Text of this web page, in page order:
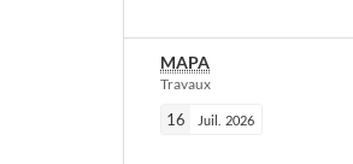
MAPA
Travaux
16 Juil. 2026